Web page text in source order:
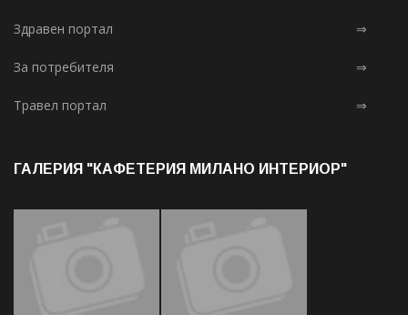
Здравен портал ⇒
За потребителя ⇒
Травел портал ⇒
ГАЛЕРИЯ "КАФЕТЕРИЯ МИЛАНО ИНТЕРИОР"